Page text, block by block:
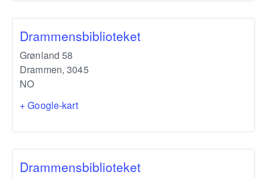
Drammensbiblioteket
Grønland 58
Drammen, 3045
NO
+ Google-kart
Drammensbiblioteket